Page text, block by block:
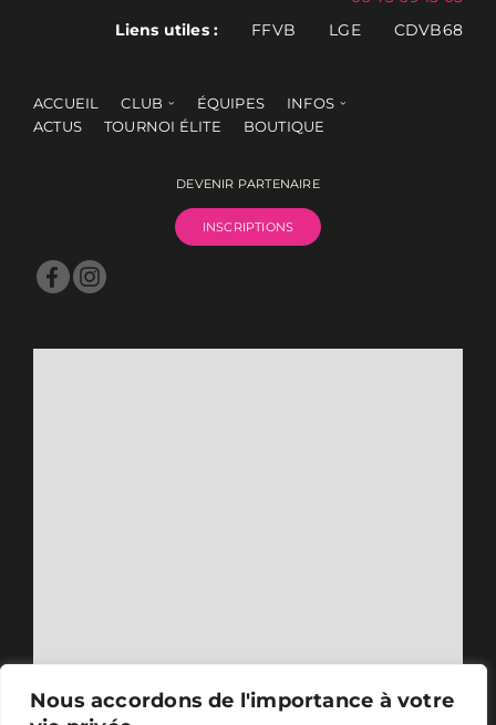
Nous accordons de l'importance à votre
Liens utiles :
FFVB LGE CDVB68
ACCUEIL CLUB ÉQUIPES
INFOS
ACTUS
TOURNOI ÉLITE BOUTIQUE
DEVENIR PARTENAIRE
INSCRIPTIONS